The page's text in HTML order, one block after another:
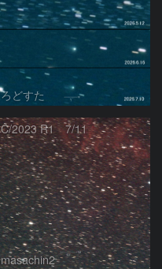
ろどすた
C/2023 R1 7/11
masachin2